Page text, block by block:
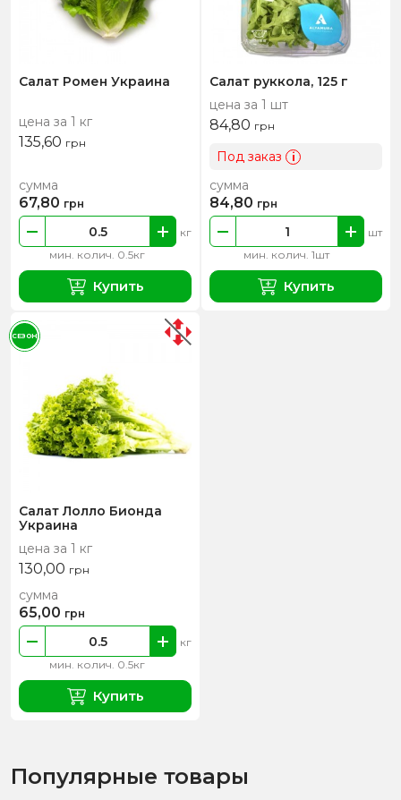
Салат Ромен Украина
цена за 1 кг
135,60 грн
мин. колич. 0.5кг
кг
сумма
67,80 грн
Купить
Салат руккола, 125 г
цена за 1 шт
84,80 грн
Под заказ i
мин. колич. 1шт
шт
сумма
84,80 грн
Купить
Салат Лолло Бионда
Украина
цена за 1 кг
130,00 грн
мин. колич. 0.5кг
кг
сумма
65,00 грн
Купить
СЕЗОН
Популярные товары